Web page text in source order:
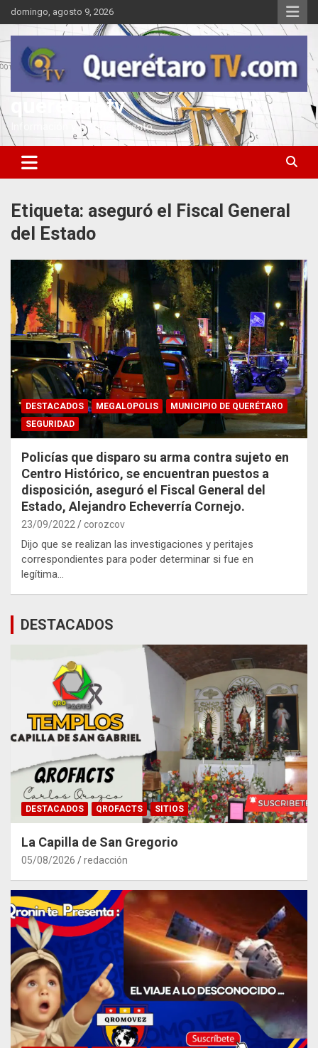
Saltar
al
contenido
domingo, agosto 9, 2026
queretarotv
Información y entretenimiento
Etiqueta: aseguró el Fiscal General
del Estado
DESTACADOS MEGALOPOLIS
MUNICIPIO DE QUERÉTARO
SEGURIDAD
Policías que disparo su arma contra sujeto en
Centro Histórico, se encuentran puestos a
disposición, aseguró el Fiscal General del
Estado, Alejandro Echeverría Cornejo.
23/09/2022 corozcov
Dijo que se realizan las investigaciones y peritajes
correspondientes para poder determinar si fue en
legítima…
DESTACADOS
DESTACADOS QROFACTS SITIOS
La Capilla de San Gregorio
05/08/2026 redacción